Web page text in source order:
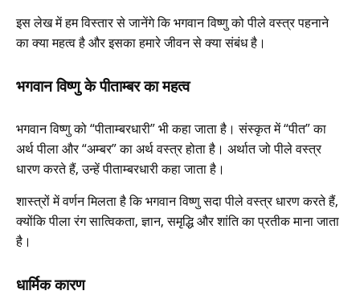
इस लेख में हम विस्तार से जानेंगे कि भगवान विष्णु को पीले वस्त्र पहनाने
का क्या महत्व है और इसका हमारे जीवन से क्या संबंध है।
भगवान विष्णु के पीताम्बर का महत्व
भगवान विष्णु को “पीताम्बरधारी” भी कहा जाता है। संस्कृत में “पीत” का
अर्थ पीला और “अम्बर” का अर्थ वस्त्र होता है। अर्थात जो पीले वस्त्र
धारण करते हैं, उन्हें पीताम्बरधारी कहा जाता है।
शास्त्रों में वर्णन मिलता है कि भगवान विष्णु सदा पीले वस्त्र धारण करते हैं,
क्योंकि पीला रंग सात्विकता, ज्ञान, समृद्धि और शांति का प्रतीक माना जाता
है।
धार्मिक कारण